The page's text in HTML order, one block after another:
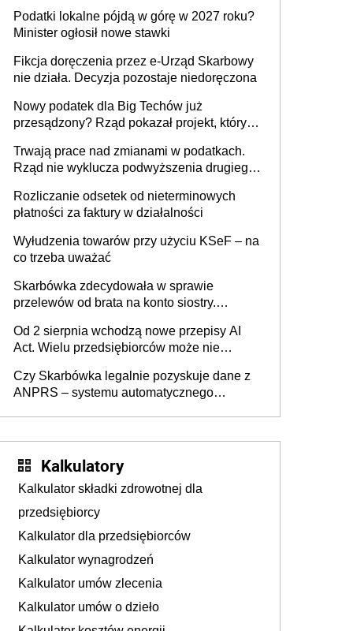
umowy cywilnoprawnej jedynym
racjonalnym wyjściem
Podatki lokalne pójdą w górę w 2027 roku?
Minister ogłosił nowe stawki
Fikcja doręczenia przez e-Urząd Skarbowy
nie działa. Decyzja pozostaje niedoręczona
Nowy podatek dla Big Techów już
przesądzony? Rząd pokazał projekt, który
Trwają prace nad zmianami w podatkach.
Rząd nie wyklucza podwyższenia drugiego
Rozliczanie odsetek od nieterminowych
płatności za faktury w działalności
Wyłudzenia towarów przy użyciu KSeF – na
co trzeba uważać
Skarbówka zdecydowała w sprawie
przelewów od brata na konto siostry.
darowizna, ale podatku jednak nie będzie
Od 2 sierpnia wchodzą nowe przepisy AI
Act. Wielu przedsiębiorców może nie
Czy Skarbówka legalnie pozyskuje dane z
ANPRS – systemu automatycznego
Kalkulatory
Kalkulator składki zdrowotnej dla
przedsiębiorcy
Kalkulator dla przedsiębiorców
Kalkulator wynagrodzeń
Kalkulator umów zlecenia
Kalkulator umów o dzieło